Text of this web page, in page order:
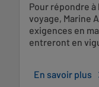
Pour répondre
voyage, Marine
exigences en
entreront en
En savoir plus